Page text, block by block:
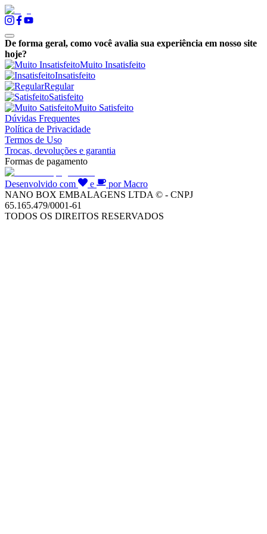
De forma geral, como você avalia sua experiência em nosso site
hoje?
Muito Insatisfeito
Insatisfeito
Regular
Satisfeito
Muito Satisfeito
Dúvidas Frequentes
Política de Privacidade
Termos de Uso
Trocas, devoluções e garantia
Formas de pagamento
Desenvolvido com e
por Macro
NANO BOX EMBALAGENS LTDA © - CNPJ
65.165.479/0001-61
TODOS OS DIREITOS RESERVADOS